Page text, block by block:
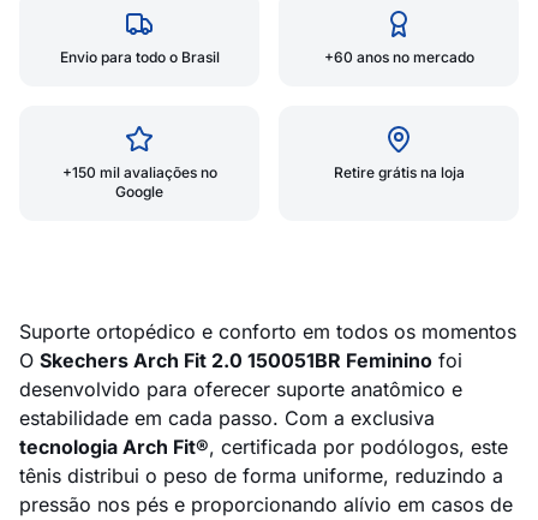
Envio para todo o Brasil +60 anos no mercado
+150 mil avaliações no
Google
Retire grátis na loja
Suporte ortopédico e conforto em todos os momentos
O Skechers Arch Fit 2.0 150051BR Feminino foi
desenvolvido para oferecer suporte anatômico e
estabilidade em cada passo. Com a exclusiva
tecnologia Arch Fit®, certificada por podólogos, este
tênis distribui o peso de forma uniforme, reduzindo a
pressão nos pés e proporcionando alívio em casos de